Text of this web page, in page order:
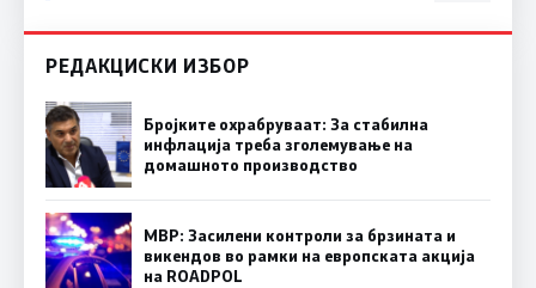
РЕДАКЦИСКИ ИЗБОР
Бројките охрабруваат: За стабилна
инфлација треба зголемување на
домашното производство
МВР: Засилени контроли за брзината и
викендов во рамки на европската акција
на ROADPOL